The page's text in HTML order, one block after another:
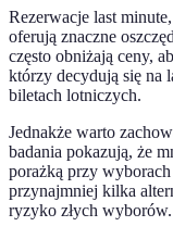
Rezerwacje last
oferują znaczne
często obniżają ceny,
którzy decydują się na
biletach lotniczych.
Jednakże warto
badania pokazują, że
porażką przy
przynajmniej kilka
ryzyko złych wyborów.